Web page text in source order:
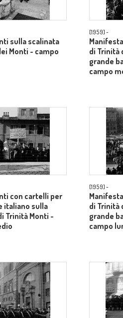
sulla scalinata
Monti - campo
[1959] -
di Trinità
grande
campo
con cartelli per
italiano sulla
Trinità Monti -
[1959] -
di Trinità
grande
campo